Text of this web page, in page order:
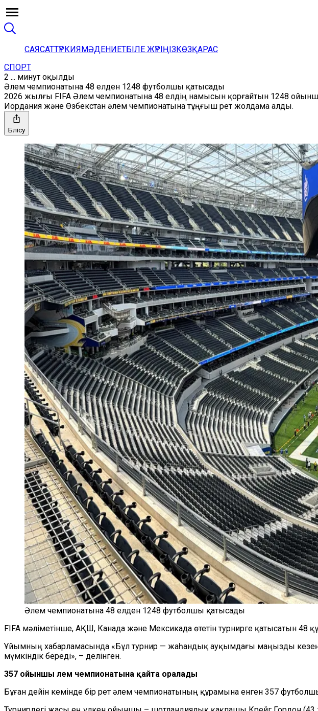
САЯСАТТҮРКИЯМӘДЕНИЕТБІЛЕ ЖҮРІҢІЗКӨЗҚАРАС
СПОРТ
2 ... минут оқылды
Әлем чемпионатына 48 елден 1248 футболшы қатысады
2026 жылғы FIFA Әлем чемпионатына 48 елдің намысын қорғайтын 1248
Иордания және Өзбекстан әлем чемпионатына тұңғыш рет жолдама алды.
Бөлісу
Әлем чемпионатына 48 елден 1248 футболшы қатысады
FIFA мәліметінше, АҚШ, Канада және Мексикада өтетін турнирге қатысатын
Ұйымның хабарламасында «Бұл турнир — жаһандық ауқымдағы маңызды
мүмкіндік береді», – делінген.
357 ойыншы әлем чемпионатына қайта оралады
Бұған дейін кемінде бір рет әлем чемпионатының құрамына енген 357